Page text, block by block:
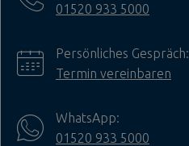
01520 933 5000
Persönliches Gespräch:
Termin vereinbaren
WhatsApp:
01520 933 5000